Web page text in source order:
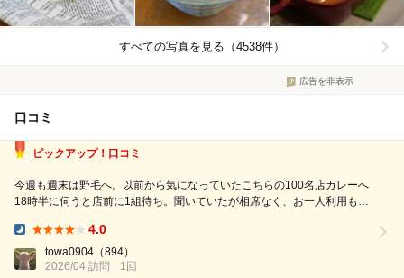
すべての写真を見る（4538件）
広告を非表示
口コミ
ピックアップ！口コミ
今週も週末は野毛へ。以前から気になっていたこちらの100名店カレーへ
18時半に伺うと店前に1組待ち。聞いていたが相席なく、お一人利用も多
おかずは豆、チキン、豚バラ、ハンバーグから選び、種類はスリランカ、
和風、バターマサラ等から選ぶ。...
4.0
towa0904 （894）
2026/04 訪問
1回